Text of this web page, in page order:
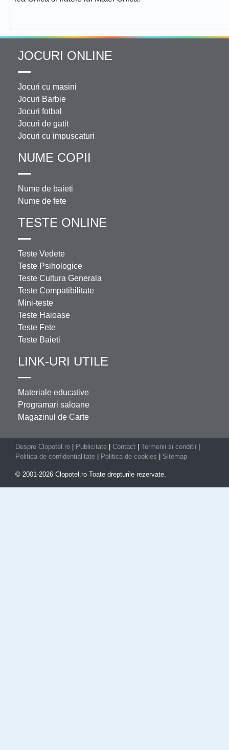
JOCURI ONLINE
Jocuri cu masini
Jocuri Barbie
Jocuri fotbal
Jocuri de gatit
Jocuri cu impuscaturi
NUME COPII
Nume de baieti
Nume de fete
TESTE ONLINE
Teste Vedete
Teste Psihologice
Teste Cultura Generala
Teste Compatibilitate
Mini-teste
Teste Haioase
Teste Fete
Teste Baieti
LINK-URI UTILE
Materiale educative
Programari saloane
Magazinul de Carte
Despre Clopotel.ro Publicitate Contact Termenii si conditii
Politica de confidentialitate
Politica de cookies Sitemap
© 2001-2026 Clopotel.ro Toate drepturile rezervate.